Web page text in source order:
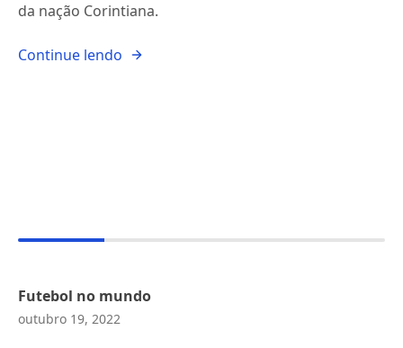
da nação Corintiana.
Continue lendo
Futebol no mundo
outubro 19, 2022